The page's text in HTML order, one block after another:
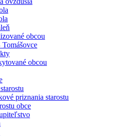
obcou
obcou
priznania starostu
obce